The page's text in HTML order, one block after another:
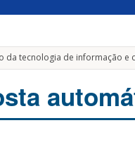
da tecnologia de informação e